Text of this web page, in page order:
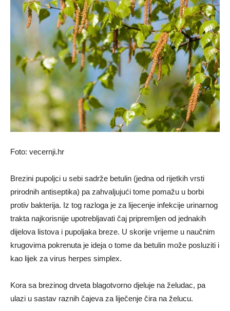
Foto: vecernji.hr
Brezini pupoljci u sebi sadrže betulin (jedna od rijetkih vrsti
prirodnih antiseptika) pa zahvaljujući tome pomažu u borbi
protiv bakterija. Iz tog razloga je za lijecenje infekcije urinarnog
trakta najkorisnije upotrebljavati čaj pripremljen od jednakih
dijelova listova i pupoljaka breze. U skorije vrijeme u naučnim
krugovima pokrenuta je ideja o tome da betulin može posluziti i
kao lijek za virus herpes simplex.
Kora sa brezinog drveta blagotvorno djeluje na želudac, pa
ulazi u sastav raznih čajeva za liječenje čira na želucu.